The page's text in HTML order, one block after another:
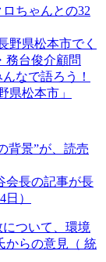
ちゃんとの32
野県松本市でく
台俊介顧問
なで語ろう！
県松本市」
背景”が、読売
会長の記事が長
）
ついて、環境
らの意見（ 統